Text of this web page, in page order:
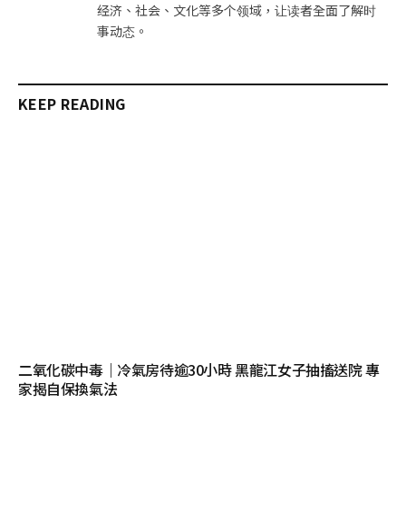
经济、社会、文化等多个领域，让读者全面了解时
事动态。
KEEP READING
二氧化碳中毒｜冷氣房待逾30小時 黑龍江女子抽搐送院 專
家揭自保換氣法